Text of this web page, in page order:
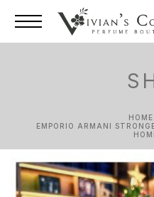
HOME
EMPORIO ARMANI